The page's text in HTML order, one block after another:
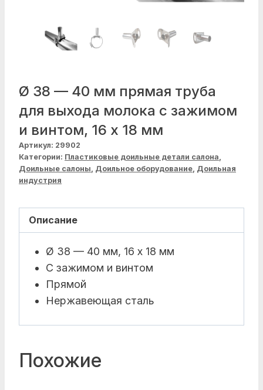
Ø 38 — 40 мм прямая труба
для выхода молока с зажимом
и винтом, 16 x 18 мм
Артикул: 29902
Категории: Пластиковые доильные детали салона,
Доильные салоны, Доильное оборудование, Доильная
индустрия
Описание
Ø 38 — 40 мм, 16 x 18 мм
С зажимом и винтом
Прямой
Нержавеющая сталь
Похожие